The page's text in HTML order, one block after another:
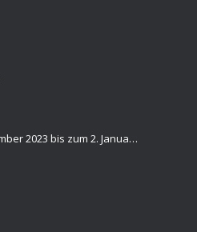
Urlaub vom 22. Dezember 2023 bis zum 2. Januar 2024